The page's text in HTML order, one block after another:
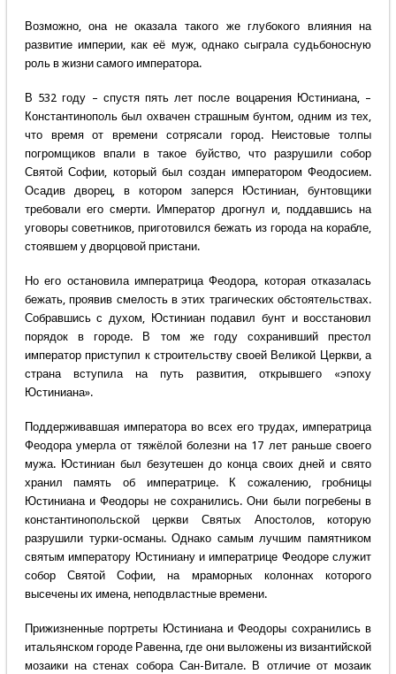
Возможно, она не оказала такого же глубокого влияния на
развитие империи, как её муж, однако сыграла судьбоносную
роль в жизни самого императора.
В 532 году – спустя пять лет после воцарения Юстиниана, –
Константинополь был охвачен страшным бунтом, одним из тех,
что время от времени сотрясали город. Неистовые толпы
погромщиков впали в такое буйство, что разрушили собор
Святой Софии, который был создан императором Феодосием.
Осадив дворец, в котором заперся Юстиниан, бунтовщики
требовали его смерти. Император дрогнул и, поддавшись на
уговоры советников, приготовился бежать из города на корабле,
стоявшем у дворцовой пристани.
Но его остановила императрица Феодора, которая отказалась
бежать, проявив смелость в этих трагических обстоятельствах.
Собравшись с духом, Юстиниан подавил бунт и восстановил
порядок в городе. В том же году сохранивший престол
император приступил к строительству своей Великой Церкви, а
страна вступила на путь развития, открывшего «эпоху
Юстиниана».
Поддерживавшая императора во всех его трудах, императрица
Феодора умерла от тяжёлой болезни на 17 лет раньше своего
мужа. Юстиниан был безутешен до конца своих дней и свято
хранил память об императрице. К сожалению, гробницы
Юстиниана и Феодоры не сохранились. Они были погребены в
константинопольской церкви Святых Апостолов, которую
разрушили турки-османы. Однако самым лучшим памятником
святым императору Юстиниану и императрице Феодоре служит
собор Святой Софии, на мраморных колоннах которого
высечены их имена, неподвластные времени.
Прижизненные портреты Юстиниана и Феодоры сохранились в
итальянском городе Равенна, где они выложены из византийской
мозаики на стенах собора Сан-Витале. В отличие от мозаик